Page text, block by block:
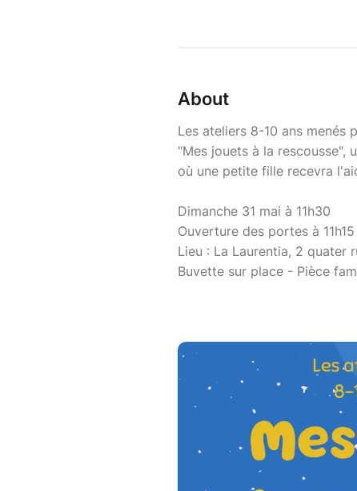
About
Les ateliers 8-10 ans menés
"Mes jouets à la rescousse",
où une petite fille recevra
Dimanche 31 mai à 11h30
Ouverture des portes à 11h15
Lieu : La Laurentia, 2 quater
Buvette sur place - Pièce